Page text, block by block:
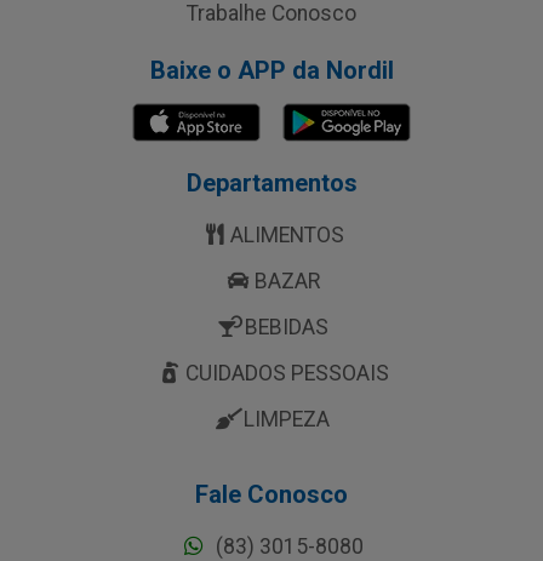
Trabalhe Conosco
Baixe o APP da Nordil
Departamentos
ALIMENTOS
BAZAR
BEBIDAS
CUIDADOS PESSOAIS
LIMPEZA
Fale Conosco
(83) 3015-8080